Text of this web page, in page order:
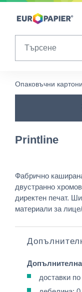
Table Of Content
Други продукти, които
Опаковъчни
Printline
Фабрично
двустранно
директен печат.
материали за
доставки